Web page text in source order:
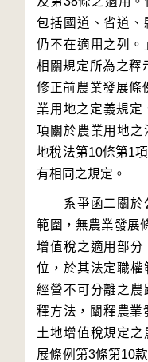
包括國道、省道、
仍不在適用之列。
相關規定所為之釋
修正前農業發展條
業用地之定義規定
項關於農業用地之
地稅法第10條第1
系爭函二關於
範圍，無農業發展
增值稅之適用部分
位，於其法定職權
經營不可分離之農
釋方法，闡釋農業
土地增值稅規定
展條例第3條第10